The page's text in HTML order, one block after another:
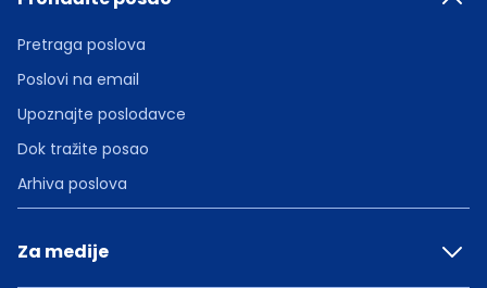
Pretraga poslova
Poslovi na email
Upoznajte poslodavce
Dok tražite posao
Arhiva poslova
Za medije